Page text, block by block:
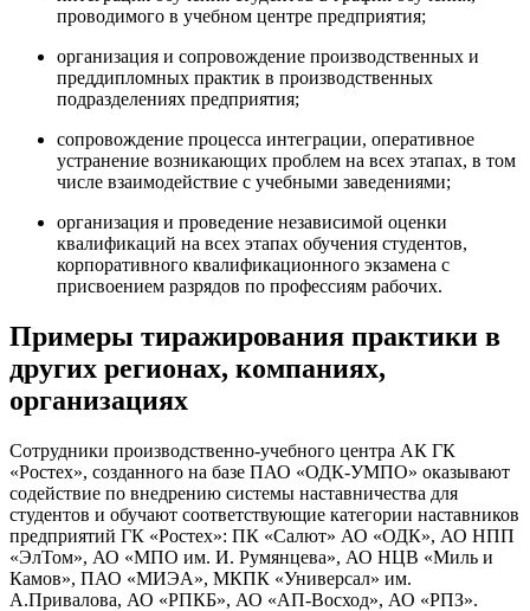
проводимого в учебном центре предприятия;
организация и сопровождение производственных и
преддипломных практик в производственных
подразделениях предприятия;
сопровождение процесса интеграции, оперативное
устранение возникающих проблем на всех этапах, в том
числе взаимодействие с учебными заведениями;
организация и проведение независимой оценки
квалификаций на всех этапах обучения студентов,
корпоративного квалификационного экзамена с
присвоением разрядов по профессиям рабочих.
Примеры тиражирования практики в
других регионах, компаниях,
организациях
Сотрудники производственно-учебного центра АК ГК
«Ростех», созданного на базе ПАО «ОДК-УМПО» оказывают
содействие по внедрению системы наставничества для
студентов и обучают соответствующие категории наставников
предприятий ГК «Ростех»: ПК «Салют» АО «ОДК», АО НПП
«ЭлТом», АО «МПО им. И. Румянцева», АО НЦВ «Миль и
Камов», ПАО «МИЭА», МКПК «Универсал» им.
А.Привалова, АО «РПКБ», АО «АП-Восход», АО «РПЗ».